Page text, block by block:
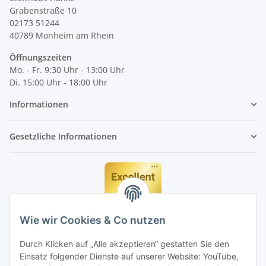
Wie wir Cookies & Co nutzen
Durch Klicken auf „Alle akzeptieren“ gestatten Sie den
Einsatz folgender Dienste auf unserer Website: YouTube,
Grabenstraße 10
02173 51244
40789 Monheim am Rhein
Öffnungszeiten
Mo. - Fr. 9:30 Uhr - 13:00 Uhr
Di. 15:00 Uhr - 18:00 Uhr
Informationen
Gesetzliche Informationen